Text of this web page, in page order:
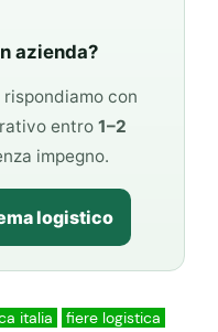
azienda?
con
entro1–2
impegno.
logistico
italia
fiere logistica